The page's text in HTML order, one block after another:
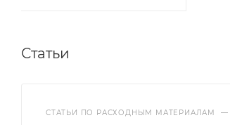
Статьи
СТАТЬИ ПО РАСХОДНЫМ МАТЕРИАЛАМ —